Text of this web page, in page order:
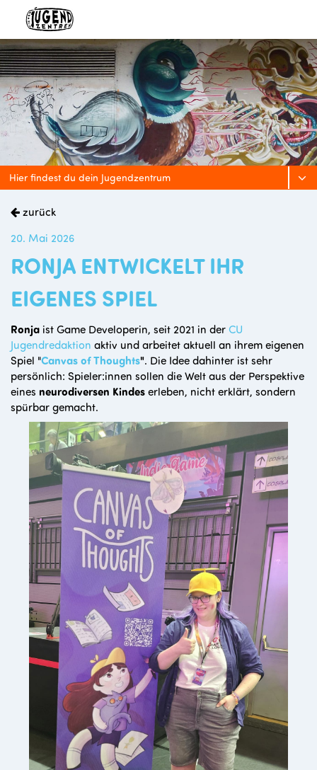
Hier findest du dein Jugendzentrum
zurück
20. Mai 2026
RONJA ENTWICKELT IHR
EIGENES SPIEL
Ronja ist Game Developerin, seit 2021 in derCU
Jugendredaktion aktiv und arbeitet aktuell an ihrem eigenen
Spiel "Canvas of Thoughts". Die Idee dahinter ist sehr
persönlich: Spieler:innen sollen die Welt aus der Perspektive
eines neurodiversen Kindeserleben, nicht erklärt, sondern
spürbar gemacht.